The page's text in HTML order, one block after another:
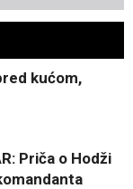
kućom,
Priča o Hodži